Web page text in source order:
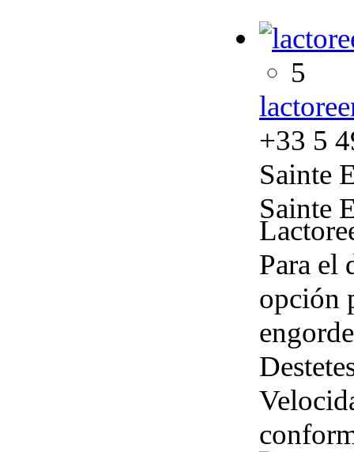
5
+33 5
Sainte
Sainte
Para el
opción